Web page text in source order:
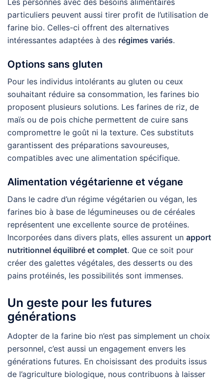
Les personnes avec des besoins alimentaires
particuliers peuvent aussi tirer profit de l’utilisation de
farine bio. Celles-ci offrent des alternatives
intéressantes adaptées à des régimes variés.
Options sans gluten
Pour les individus intolérants au gluten ou ceux
souhaitant réduire sa consommation, les farines bio
proposent plusieurs solutions. Les farines de riz, de
maïs ou de pois chiche permettent de cuire sans
compromettre le goût ni la texture. Ces substituts
garantissent des préparations savoureuses,
compatibles avec une alimentation spécifique.
Alimentation végétarienne et végane
Dans le cadre d’un régime végétarien ou végan, les
farines bio à base de légumineuses ou de céréales
représentent une excellente source de protéines.
Incorporées dans divers plats, elles assurent un apport
nutritionnel équilibré et complet. Que ce soit pour
créer des galettes végétales, des desserts ou des
pains protéinés, les possibilités sont immenses.
Un geste pour les futures
générations
Adopter de la farine bio n’est pas simplement un choix
personnel, c’est aussi un engagement envers les
générations futures. En choisissant des produits issus
de l’agriculture biologique, nous contribuons à laisser